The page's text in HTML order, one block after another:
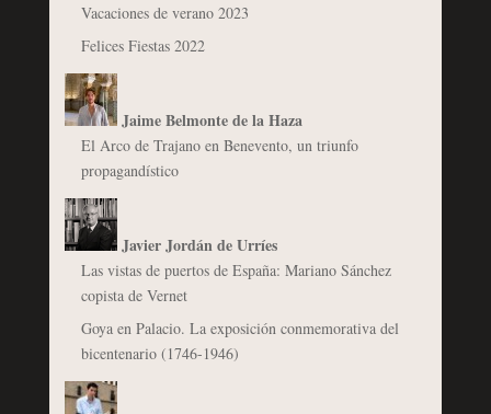
Vacaciones de verano 2023
Felices Fiestas 2022
Jaime Belmonte de la Haza
El Arco de Trajano en Benevento, un triunfo
propagandístico
Javier Jordán de Urríes
Las vistas de puertos de España: Mariano Sánchez
copista de Vernet
Goya en Palacio. La exposición conmemorativa del
bicentenario (1746-1946)